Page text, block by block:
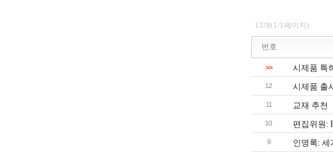
13개(1/1페이지)
번호
>> 시제품 특
12 시제품 출
11 교재 추천
10 편집위원:
9 인명록: 세